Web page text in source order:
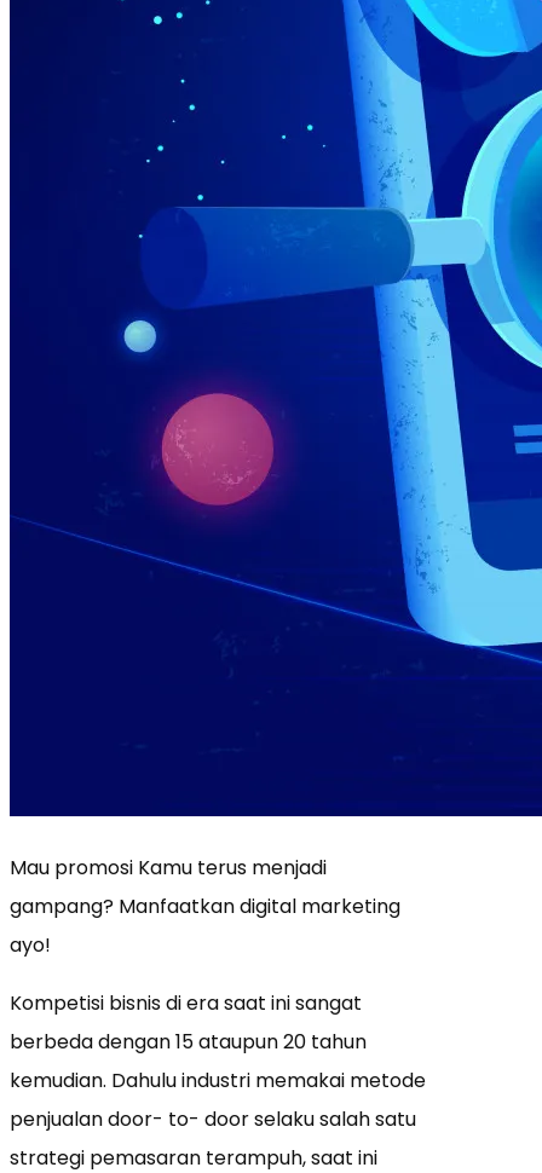
Mau promosi Kamu terus menjadi
gampang? Manfaatkan digital marketing
ayo!
Kompetisi bisnis di era saat ini sangat
berbeda dengan 15 ataupun 20 tahun
kemudian. Dahulu industri memakai metode
penjualan door- to- door selaku salah satu
strategi pemasaran terampuh, saat ini